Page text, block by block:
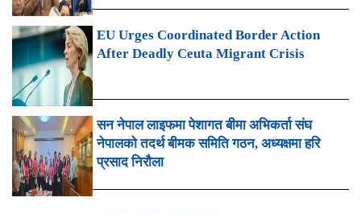
EU Urges Coordinated Border Action
After Deadly Ceuta Migrant Crisis
सन नेपाल लाइफमा पेशागत बीमा अभिकर्ता संघ
नेपालको तदर्थ बीमक समिति गठन, अध्यक्षमा हरि
प्रसाद निरौला